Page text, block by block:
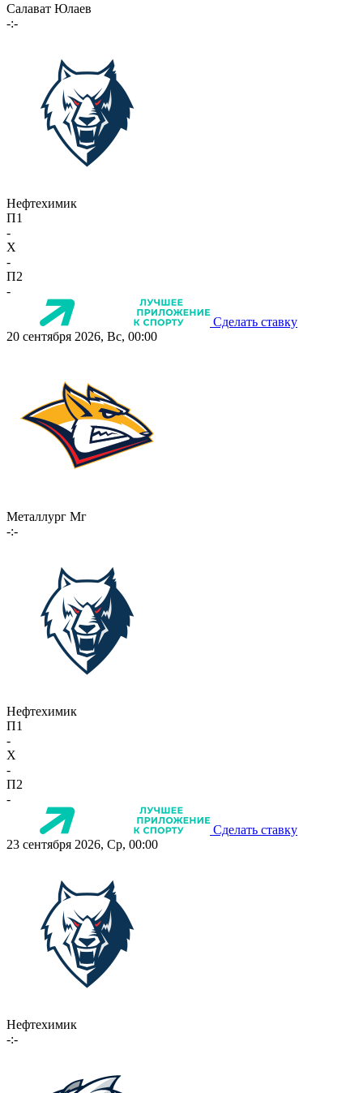
Салават Юлаев
-:-
Нефтехимик
П1
-
X
-
П2
-
Сделать ставку
20 сентября 2026, Вс, 00:00
Металлург Мг
-:-
Нефтехимик
П1
-
X
-
П2
-
Сделать ставку
23 сентября 2026, Ср, 00:00
Нефтехимик
-:-